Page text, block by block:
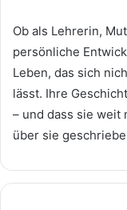
Ob als Lehrerin,
persönliche
Leben, das sich
lässt. Ihre
– und dass sie weit
über sie